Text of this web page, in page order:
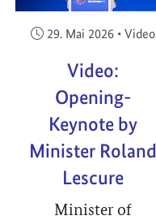
Veröffentlicht am:
29. Mai 2026 • Video
Video:
Opening-
Keynote by
Minister Roland
Lescure
Minister of